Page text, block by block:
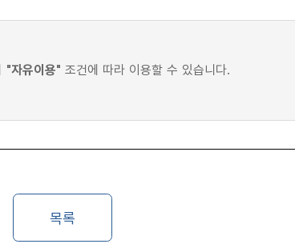
"자유이용" 조건에 따라 이용할 수 있습니다.